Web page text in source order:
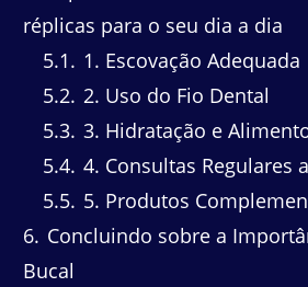
réplicas para o seu dia a dia
5.1
1. Escovação Adequada
5.2 2. Uso do Fio Dental
5.3 3. Hidratação e
5.4 4. Consultas Regulares
5.5 5. Produtos
6 Concluindo sobre a
Bucal